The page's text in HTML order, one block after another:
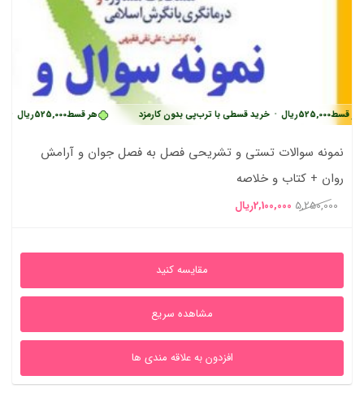
هر قسط525,000ریال • خرید 525,000ریال • خرید قسطی با ترب‌پی بدون کارمزد
نمونه سوالات تستی و تشریحی فصل به فصل جوان و آرامش
روان + کتاب و خلاصه
5,250,000 قیمت
5,250,000ریال
2,100,000ریال
2,100,000ریال
مقایسه کنید
مشاهده سریع
افزدون به علاقه مندی ها